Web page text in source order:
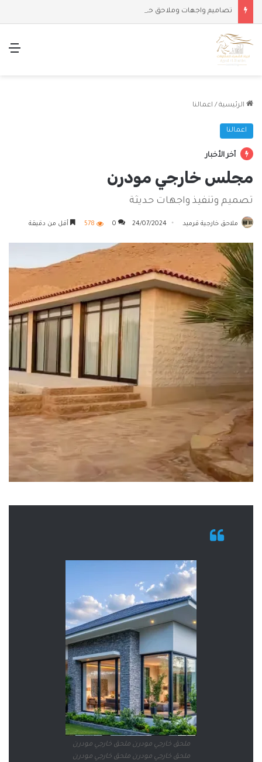
تصاميم واجهات وملاحق حديثة
الرئيسية / اعمالنا
اعمالنا
أخر الأخبار
مجلس خارجي مودرن
تصميم وتنفيذ واجهات حديثة
ملاحق خارجية قرميد 24/07/2024
0
578 أقل من دقيقة
ملحق خارجي مودرن ملحق خارجي مودرن
ملحق خارجي مودرن ملحق خارجي مودرن